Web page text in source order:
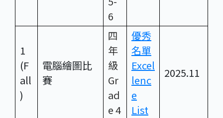
6
1
(F
all
)
電腦繪圖比
賽
四
年
級
Gr
ad
e 4
優秀
名單
Excel
lenc
e
List
2025.11